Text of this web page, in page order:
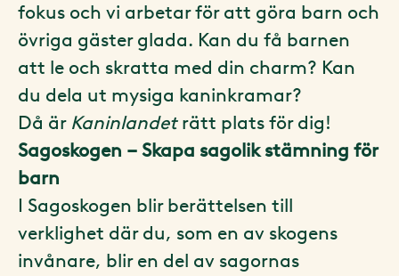
fokus och vi arbetar för att göra barn och
övriga gäster glada. Kan du få barnen
att le och skratta med din charm? Kan
du dela ut mysiga kaninkramar?
Då är Kaninlandeträtt plats för dig!
Sagoskogen – Skapa sagolik stämning för
barn
I Sagoskogen blir berättelsen till
verklighet där du, som en av skogens
invånare, blir en del av sagornas